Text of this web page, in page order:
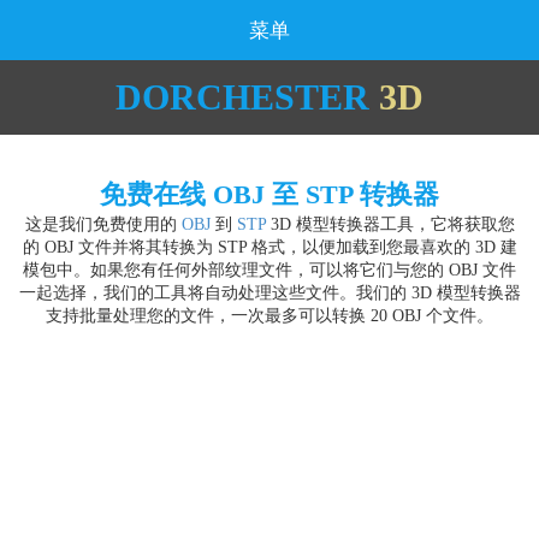
菜单
DORCHESTER 3D
免费在线 OBJ 至 STP 转换器
这是我们免费使用的 OBJ到 STP3D 模型转换器工具，它将获取您
的 OBJ 文件并将其转换为 STP 格式，以便加载到您最喜欢的 3D 建
模包中。如果您有任何外部纹理文件，可以将它们与您的 OBJ 文件
一起选择，我们的工具将自动处理这些文件。我们的 3D 模型转换器
支持批量处理您的文件，一次最多可以转换 20 OBJ 个文件。